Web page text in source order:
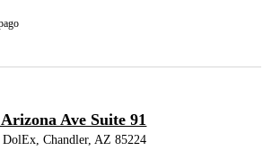
Ave Suite 91
DolEx, Chandler, AZ 85224